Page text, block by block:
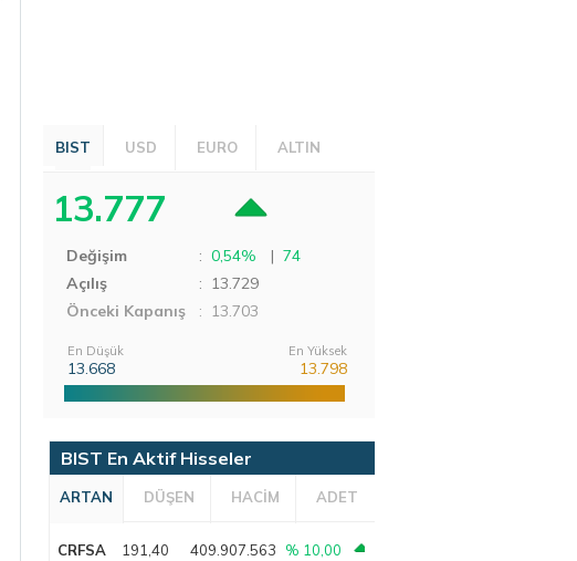
BIST USD EURO ALTIN
13.777
Değişim : 0,54% | 74
Açılış
: 13.729
Önceki Kapanış
: 13.703
En Düşük
13.668
En Yüksek
13.798
BIST En Aktif Hisseler
ARTAN DÜŞEN HACİM ADET
CRFSA 191,40 409.907.563 % 10,00